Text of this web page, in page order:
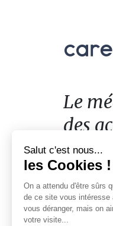
Le
acteurs
de
Le
des
de
Salut c'est nous...
les Cookies !
On a attendu d'être sûrs
de ce site vous intéresse
vous déranger, mais on
votre visite...